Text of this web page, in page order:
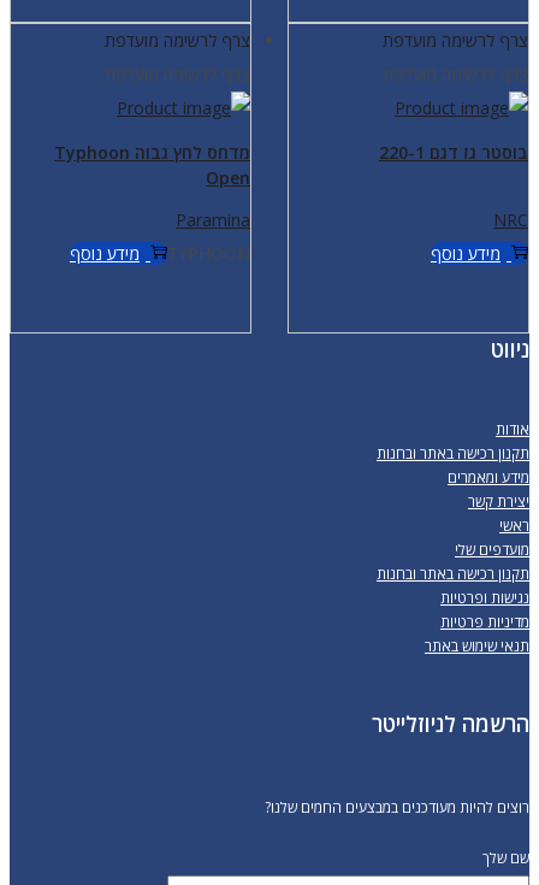
צרף לרשימה מועדפת
צרף לרשימה מועדפת
בוסטר גז דגם 220-1
NRC
מידע נוסף
צרף לרשימה מועדפת
צרף לרשימה מועדפת
מדחס לחץ גבוה Typhoon
Open
Paramina
TYPHOON
מידע נוסף
ניווט
אודות
תקנון רכישה באתר ובחנות
מידע ומאמרים
יצירת קשר
ראשי
מועדפים שלי
תקנון רכישה באתר ובחנות
נגישות ופרטיות
מדיניות פרטיות
תנאי שימוש באתר
הרשמה לניוזלייטר
רוצים להיות מעודכנים במבצעים החמים שלנו?
שם שלך